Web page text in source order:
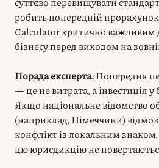
робить попередній
Calculator критично важливим
бізнесу перед виходом на
Порада експерта:Попередня
— це не витрата, а інвестиція
Якщо національне відомство
(наприклад, Німеччини)
конфлікт із локальним
цю юрисдикцію не